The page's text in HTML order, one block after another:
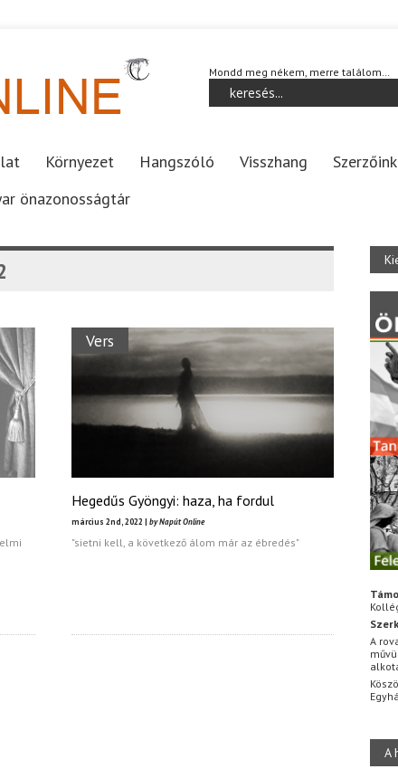
Mondd meg nékem, merre találom…
Környezet Hangszóló Visszhang Szerzőink
önazonosságtár
Vers
Hegedűs Gyöngyi: haza, ha fordul
március 2nd, 2022 | by Napút Online
"sietni kell, a következő álom már az ébredés"
A
A